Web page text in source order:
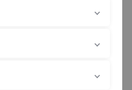
- Studium - Maschinen und